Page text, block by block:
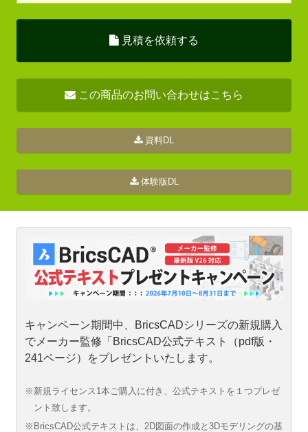
見積を依頼する
この商品のお問い合わせはこちら
資料DL
体験版DL
キャンペーン期間中、BricsCADシリーズの新規購入
でメーカー監修「BricsCAD公式テキスト（pdf版・
241ページ）をプレゼントいたします。
※新規ライセンス1本ご購入に付き、公式テキストを１つプレゼ
ント致します。
※BricsCAD公式テキストは、2D図面の作成と3Dモデリングの基